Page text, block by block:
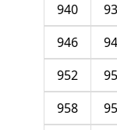
940
946
952
958